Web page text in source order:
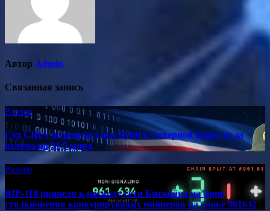
Автор Admin
Связанная запись
Разное
Суд США поддержал иск Bybit к Северной Корее из-за
взлома на $1,5 млрд
Разное
BIP-110 привело к расколу сети Биткойна на фоне
столкновения конкурирующих майнеров на блоке 961632